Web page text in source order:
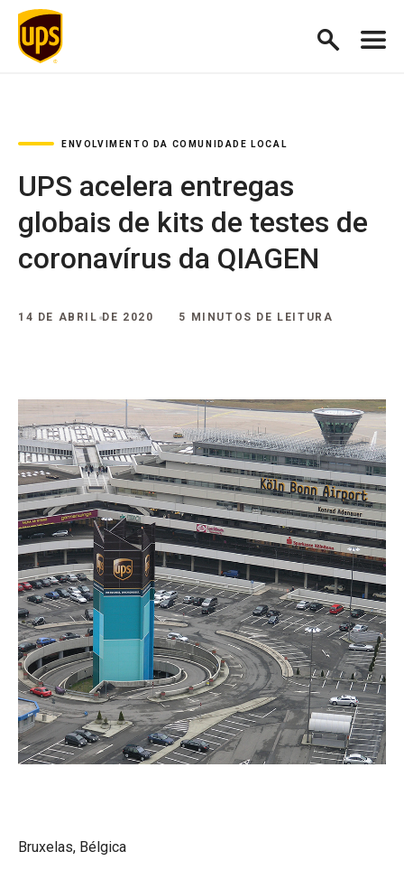
ENVOLVIMENTO DA COMUNIDADE LOCAL
UPS acelera entregas
globais de kits de testes de
coronavírus da QIAGEN
14 DE ABRIL DE 2020 5 MINUTOS DE LEITURA
Bruxelas, Bélgica